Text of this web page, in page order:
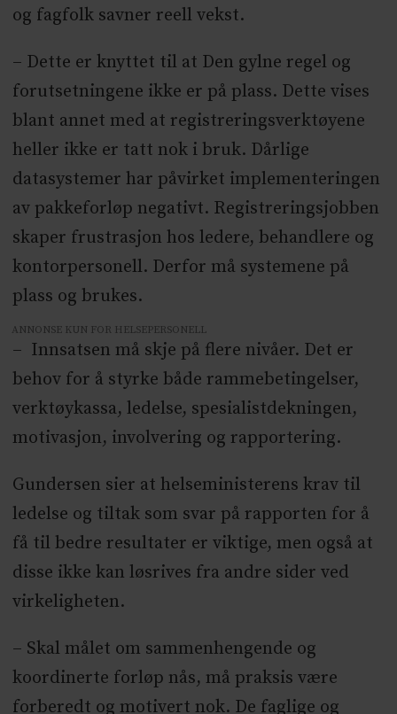
og fagfolk savner reell vekst.
– Dette er knyttet til at Den gylne regel og
forutsetningene ikke er på plass. Dette vises
blant annet med at registreringsverktøyene
heller ikke er tatt nok i bruk. Dårlige
datasystemer har påvirket implementeringen
av pakkeforløp negativt. Registreringsjobben
skaper frustrasjon hos ledere, behandlere og
kontorpersonell. Derfor må systemene på
plass og brukes.
ANNONSE KUN FOR HELSEPERSONELL
– Innsatsen må skje på flere nivåer. Det er
behov for å styrke både rammebetingelser,
verktøykassa, ledelse, spesialistdekningen,
motivasjon, involvering og rapportering.
Gundersen sier at helseministerens krav til
ledelse og tiltak som svar på rapporten for å
få til bedre resultater er viktige, men også at
disse ikke kan løsrives fra andre sider ved
virkeligheten.
– Skal målet om sammenhengende og
koordinerte forløp nås, må praksis være
forberedt og motivert nok. De faglige og